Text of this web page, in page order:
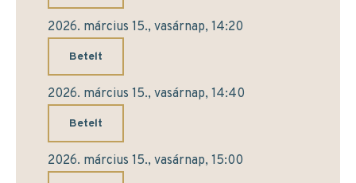
2026. március 15., vasárnap, 14:20
Betelt
2026. március 15., vasárnap, 14:40
Betelt
2026. március 15., vasárnap, 15:00